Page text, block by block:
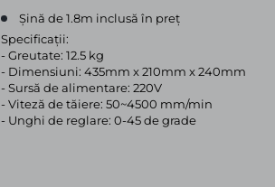
Șină de 1.8m inclusă în preț
Specificații:
- Greutate: 12.5 kg
- Dimensiuni: 435mm x 210mm x 240mm
- Sursă de alimentare: 220V
- Viteză de tăiere: 50~4500 mm/min
- Unghi de reglare: 0-45 de grade